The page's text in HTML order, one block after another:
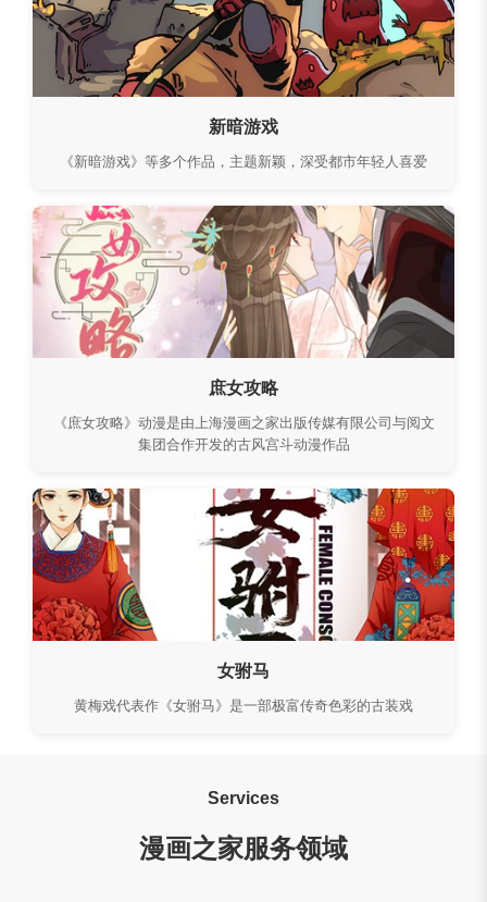
新暗游戏
《新暗游戏》等多个作品，主题新颖，深受都市年轻人喜爱
庶女攻略
《庶女攻略》动漫是由上海漫画之家出版传媒有限公司与阅文
集团合作开发的古风宫斗动漫作品
女驸马
黄梅戏代表作《女驸马》是一部极富传奇色彩的古装戏
Services
漫画之家服务领域